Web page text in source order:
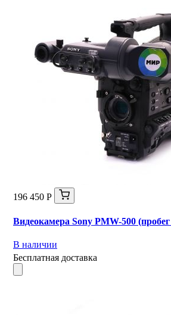
196 450 Р
Видеокамера Sony PMW-500
В наличии
Бесплатная доставка